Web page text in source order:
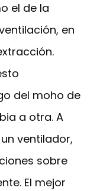
el de la
en
del moho de
a otra. A
ventilador,
sobre
El mejor